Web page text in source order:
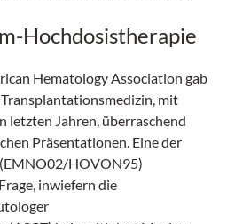
Hochdosistherapie
Hematology Association gab
mit
letzten Jahren, überraschend
Präsentationen. Eine der
HOVON95)
inwiefern die